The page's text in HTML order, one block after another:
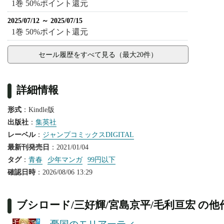
1巻 50%ポイント還元
2025/07/12 ～ 2025/07/15
1巻 50%ポイント還元
セール履歴をすべて見る（最大20件）
詳細情報
形式 ：Kindle版
出版社 ： 集英社
レーベル： ジャンプコミックスDIGITAL
最新刊発売日 ：2021/01/04
タグ： 青春 少年マンガ
99円以下
確認日時：2026/08/06 13:29
ブシロード/三好輝/宮島京平/毛利亘宏 の他